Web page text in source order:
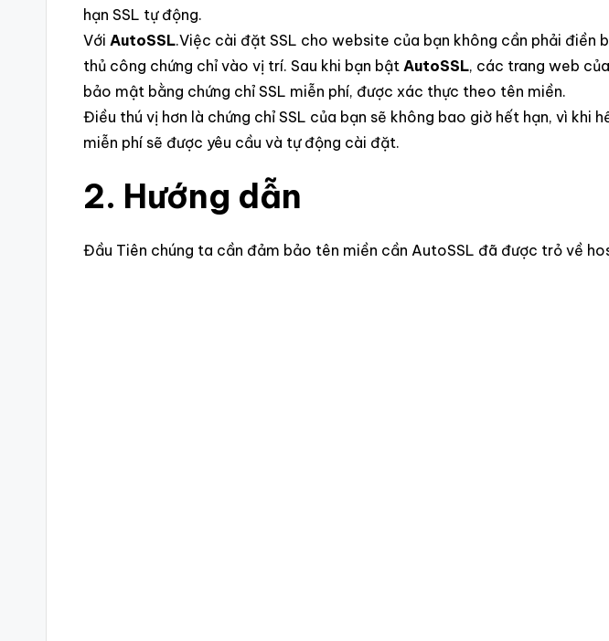
hạn SSL tự động.
Với AutoSSL.Việc cài đặt SSL cho website của bạn không cần phải điền
thủ công chứng chỉ vào vị trí. Sau khi bạn bật AutoSSL, các trang web
bảo mật bằng chứng chỉ SSL miễn phí, được xác thực theo tên miền.
Điều thú vị hơn là chứng chỉ SSL của bạn sẽ không bao giờ hết hạn, vì khi
miễn phí sẽ được yêu cầu và tự động cài đặt.
2. Hướng dẫn
Đầu Tiên chúng ta cần đảm bảo tên miền cần AutoSSL đã được trỏ về